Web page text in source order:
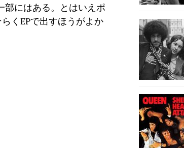
にはある。とはいえポ
くEPで出すほうがよか